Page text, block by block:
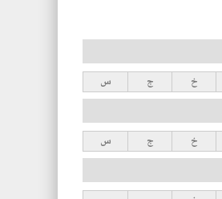
خ ج س
خ ج س